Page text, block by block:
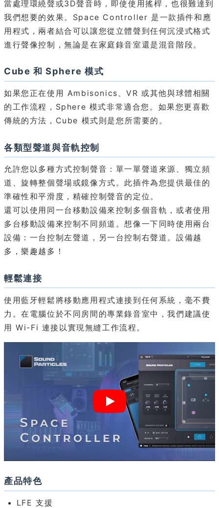
當處理環繞聲或3D聲音時，即使使用搖桿，也很難達到
我們想要的效果。Space Controller 是一款插件和應
用程式，兩者結合可以讓您從立體聲到任何沉浸式格式
進行聲像控制，無論是在家庭錄音室還是混音階段。
Cube 和 Sphere 模式
如果您正在使用 Ambisonics、VR 或其他與球體相關
的工作流程，Sphere 模式非常適合您。如果您更喜歡
傳統的方法，Cube 模式則是您所需要的。
各類型聲道與音軌控制
允許您以多種方式控制聲音：單一單聲道來源、獨立頻
道、旋轉整個聲場或鏡像方式。此插件為您提供最佳的
準確性和平滑度，精確控制聲音的定位。
還可以使用同一台移動設備來控制多個音軌，或者使用
多台移動設備來控制不同頻道。想像一下同時使用兩台
設備：一台控制左聲道，另一台控制右聲道。設備越
多，樂趣越多！
輕鬆連接
使用藍牙輕鬆將移動應用程式連接到任何系統，毫不費
力。在電腦位於不同房間的專業錄音室中，我們建議使
用 Wi-Fi 連接以實現無縫工作流程。
產品特色
LFE 支援